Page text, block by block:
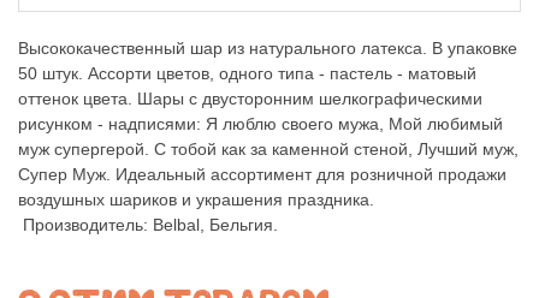
Высококачественный шар из натурального латекса. В упаковке
50 штук. Ассорти цветов, одного типа - пастель - матовый
оттенок цвета. Шары с двусторонним шелкографическими
рисунком - надписями: Я люблю своего мужа, Мой любимый
муж супергерой. С тобой как за каменной стеной, Лучший муж,
Супер Муж. Идеальный ассортимент для розничной продажи
воздушных шариков и украшения праздника.
Производитель: Belbal, Бельгия.